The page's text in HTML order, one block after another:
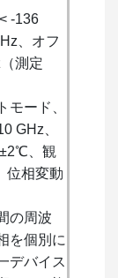
-136
、オフ
測定
モード、
GHz、
、観
位相変動
の周波
を個別に
デバイス